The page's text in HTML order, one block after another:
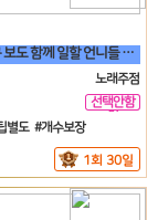
❤️부산 금정구 보도 함께 일할 언니들 모집 노래방알바❤️
노래주점
선택안함
일
별도 #개수보장
1회 30일